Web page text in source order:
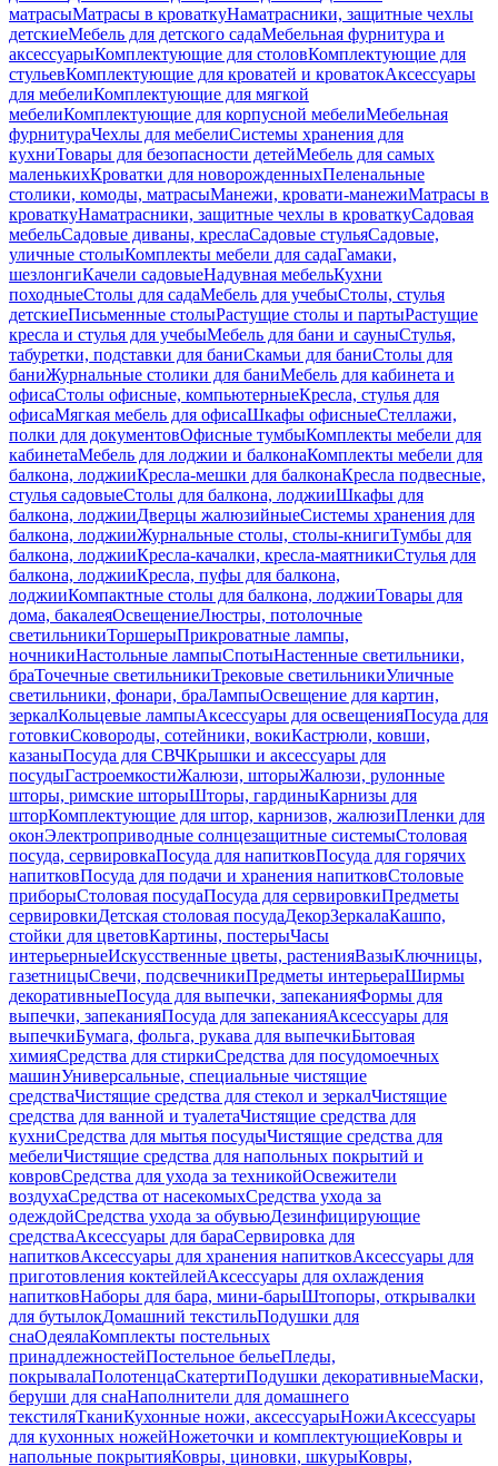
матрасыМатрасы в кроваткуНаматрасники, защитные чехлы
детскиеМебель для детского садаМебельная фурнитура и
аксессуарыКомплектующие для столовКомплектующие для
стульевКомплектующие для кроватей и кроватокАксессуары
для мебелиКомплектующие для мягкой
мебелиКомплектующие для корпусной мебелиМебельная
фурнитураЧехлы для мебелиСистемы хранения для
кухниТовары для безопасности детейМебель для самых
маленькихКроватки для новорожденныхПеленальные
столики, комоды, матрасыМанежи, кровати-манежиМатрасы в
кроваткуНаматрасники, защитные чехлы в кроваткуСадовая
мебельСадовые диваны, креслаСадовые стульяСадовые,
уличные столыКомплекты мебели для садаГамаки,
шезлонгиКачели садовыеНадувная мебельКухни
походныеСтолы для садаМебель для учебыСтолы, стулья
детскиеПисьменные столыРастущие столы и партыРастущие
кресла и стулья для учебыМебель для бани и сауныСтулья,
табуретки, подставки для баниСкамьи для баниСтолы для
баниЖурнальные столики для баниМебель для кабинета и
офисаСтолы офисные, компьютерныеКресла, стулья для
офисаМягкая мебель для офисаШкафы офисныеСтеллажи,
полки для документовОфисные тумбыКомплекты мебели для
кабинетаМебель для лоджии и балконаКомплекты мебели для
балкона, лоджииКресла-мешки для балконаКресла подвесные,
стулья садовыеСтолы для балкона, лоджииШкафы для
балкона, лоджииДверцы жалюзийныеСистемы хранения для
балкона, лоджииЖурнальные столы, столы-книгиТумбы для
балкона, лоджииКресла-качалки, кресла-маятникиСтулья для
балкона, лоджииКресла, пуфы для балкона,
лоджииКомпактные столы для балкона, лоджииТовары для
дома, бакалеяОсвещениеЛюстры, потолочные
светильникиТоршерыПрикроватные лампы,
ночникиНастольные лампыСпотыНастенные светильники,
браТочечные светильникиТрековые светильникиУличные
светильники, фонари, браЛампыОсвещение для картин,
зеркалКольцевые лампыАксессуары для освещенияПосуда для
готовкиСковороды, сотейники, вокиКастрюли, ковши,
казаныПосуда для СВЧКрышки и аксессуары для
посудыГастроемкостиЖалюзи, шторыЖалюзи, рулонные
шторы, римские шторыШторы, гардиныКарнизы для
шторКомплектующие для штор, карнизов, жалюзиПленки для
оконЭлектроприводные солнцезащитные системыСтоловая
посуда, сервировкаПосуда для напитковПосуда для горячих
напитковПосуда для подачи и хранения напитковСтоловые
приборыСтоловая посудаПосуда для сервировкиПредметы
сервировкиДетская столовая посудаДекорЗеркалаКашпо,
стойки для цветовКартины, постерыЧасы
интерьерныеИскусственные цветы, растенияВазыКлючницы,
газетницыСвечи, подсвечникиПредметы интерьераШирмы
декоративныеПосуда для выпечки, запеканияФормы для
выпечки, запеканияПосуда для запеканияАксессуары для
выпечкиБумага, фольга, рукава для выпечкиБытовая
химияСредства для стиркиСредства для посудомоечных
машинУниверсальные, специальные чистящие
средстваЧистящие средства для стекол и зеркалЧистящие
средства для ванной и туалетаЧистящие средства для
кухниСредства для мытья посудыЧистящие средства для
мебелиЧистящие средства для напольных покрытий и
ковровСредства для ухода за техникойОсвежители
воздухаСредства от насекомыхСредства ухода за
одеждойСредства ухода за обувьюДезинфицирующие
средстваАксессуары для бараСервировка для
напитковАксессуары для хранения напитковАксессуары для
приготовления коктейлейАксессуары для охлаждения
напитковНаборы для бара, мини-барыШтопоры, открывалки
для бутылокДомашний текстильПодушки для
снаОдеялаКомплекты постельных
принадлежностейПостельное бельеПледы,
покрывалаПолотенцаСкатертиПодушки декоративныеМаски,
беруши для снаНаполнители для домашнего
текстиляТканиКухонные ножи, аксессуарыНожиАксессуары
для кухонных ножейНожеточки и комплектующиеКовры и
напольные покрытияКовры, циновки, шкурыКовры,